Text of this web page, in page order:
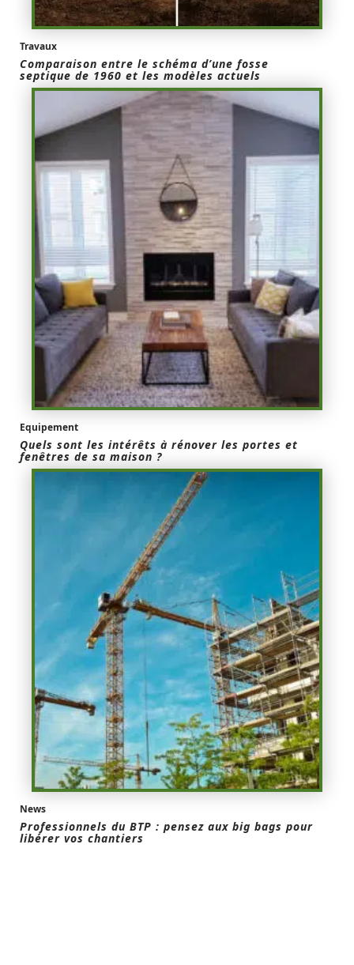
Travaux
Comparaison entre le schéma d’une fosse
septique de 1960 et les modèles actuels
Equipement
Quels sont les intérêts à rénover les portes et
fenêtres de sa maison ?
News
Professionnels du BTP : pensez aux big bags pour
libérer vos chantiers